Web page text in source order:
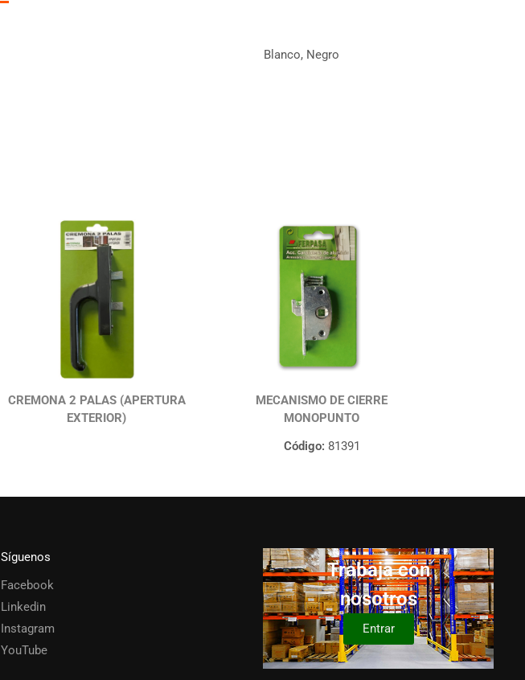
Blanco, Negro
CREMONA 2 PALAS (APERTURA
EXTERIOR)
MECANISMO DE CIERRE
MONOPUNTO
Código: 81391
Síguenos
Facebook
Linkedin
Instagram
YouTube
Trabaja con
nosotros
Entrar